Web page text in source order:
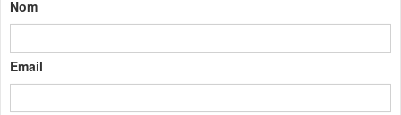
Nom
Email